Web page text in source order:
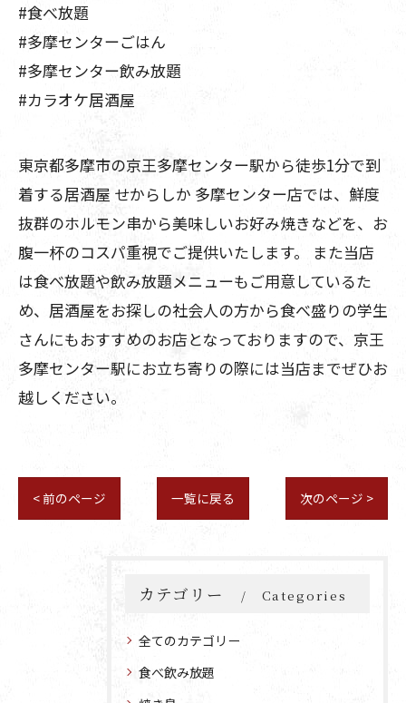
#食べ放題
#多摩センターごはん
#多摩センター飲み放題
#カラオケ居酒屋
東京都多摩市の京王多摩センター駅から徒歩1分で到
着する居酒屋 せからしか 多摩センター店では、鮮度
抜群のホルモン串から美味しいお好み焼きなどを、お
腹一杯のコスパ重視でご提供いたします。 また当店
は食べ放題や飲み放題メニューもご用意しているた
め、居酒屋をお探しの社会人の方から食べ盛りの学生
さんにもおすすめのお店となっておりますので、京王
多摩センター駅にお立ち寄りの際には当店までぜひお
越しください。
< 前のページ 一覧に戻る 次のページ >
カテゴリー Categories
全てのカテゴリー
食べ飲み放題